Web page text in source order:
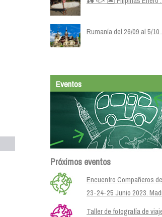
Rumanía del 26/09 al 5/
Eventos
Próximos eventos
Encuentro Compañeros
23-24-25 Junio 2023.
Taller de fotografía de